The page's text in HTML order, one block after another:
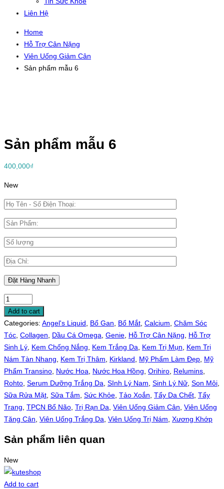
Liên Hệ
Home
Hỗ Trợ Cân Nặng
Viên Uống Giảm Cân
Sản phẩm mẫu 6
Sản phẩm mẫu 6
400,000₫
New
Add to cart
Categories: Angel's Liquid Bổ Gan Bổ Mắt Calcium Chăm Sóc
Tóc Collagen Dầu Cá Omega Genie Hỗ Trợ Cân Nặng
Hỗ Trợ
Sinh Lý Kem Chống Nắng Kem Trắng Da Kem Trị Mụn
Kem Trị
Nám Tàn Nhang
Kem Trị Thâm Kirkland Mỹ Phẩm Làm Đẹp Mỹ
Phẩm Transino Nước Hoa Nước Hoa Hồng Orihiro Relumins
Rohto Serum Dưỡng Trắng Da SInh Lý Nam Sinh Lý Nữ Son Môi
Sữa Rửa Mặt Sữa Tắm Sức Khỏe Tảo Xoắn Tẩy Da Chết Tẩy
Trang TPCN Bổ Não Trị Rạn Da Viên Uống Giảm Cân Viên Uống
Tăng Cân Viên Uống Trắng Da Viên Uống Trị Nám Xương Khớp
Sản phẩm liên quan
New
Add to cart